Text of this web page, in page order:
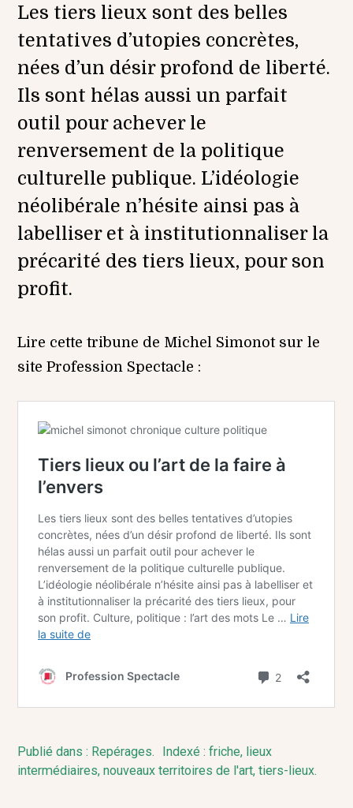
0
2
1
Les tiers lieux sont des belles
tentatives d’utopies concrètes,
nées d’un désir profond de liberté.
Ils sont hélas aussi un parfait
outil pour achever le
renversement de la politique
culturelle publique. L’idéologie
néolibérale n’hésite ainsi pas à
labelliser et à institutionnaliser la
précarité des tiers lieux, pour son
profit.
Lire cette tribune de Michel Simonot sur le
site Profession Spectacle :
Publié dans : Repérages. Indexé :friche, lieux
intermédiaires,nouveaux territoires de l'art,tiers-lieux.